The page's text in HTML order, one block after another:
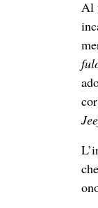
Al
che